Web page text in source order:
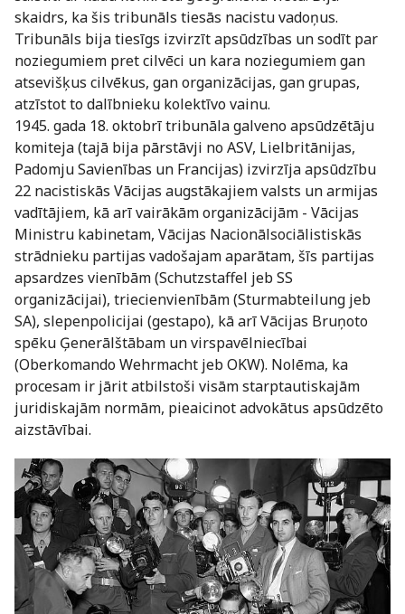
skaidrs, ka šis tribunāls tiesās nacistu vadoņus.
Tribunāls bija tiesīgs izvirzīt apsūdzības un sodīt par
noziegumiem pret cilvēci un kara noziegumiem gan
atsevišķus cilvēkus, gan organizācijas, gan grupas,
atzīstot to dalībnieku kolektīvo vainu.
1945. gada 18. oktobrī tribunāla galveno apsūdzētāju
komiteja (tajā bija pārstāvji no ASV, Lielbritānijas,
Padomju Savienības un Francijas) izvirzīja apsūdzību
22 nacistiskās Vācijas augstākajiem valsts un armijas
vadītājiem, kā arī vairākām organizācijām - Vācijas
Ministru kabinetam, Vācijas Nacionālsociālistiskās
strādnieku partijas vadošajam aparātam, šīs partijas
apsardzes vienībām (Schutzstaffel jeb SS
organizācijai), triecienvienībām (Sturmabteilung jeb
SA), slepenpolicijai (gestapo), kā arī Vācijas Bruņoto
spēku Ģenerālštābam un virspavēlniecībai
(Oberkomando Wehrmacht jeb OKW). Nolēma, ka
procesam ir jārit atbilstoši visām starptautiskajām
juridiskajām normām, pieaicinot advokātus apsūdzēto
aizstāvībai.